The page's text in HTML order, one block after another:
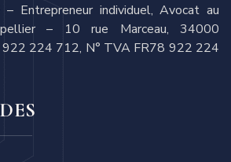
– Entrepreneur individuel, Avocat au
– 10 rue Marceau, 34000
224 712, N° TVA FR78 922 224